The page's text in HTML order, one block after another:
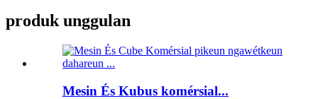
produk unggulan
Mesin És Kubus komérsial...